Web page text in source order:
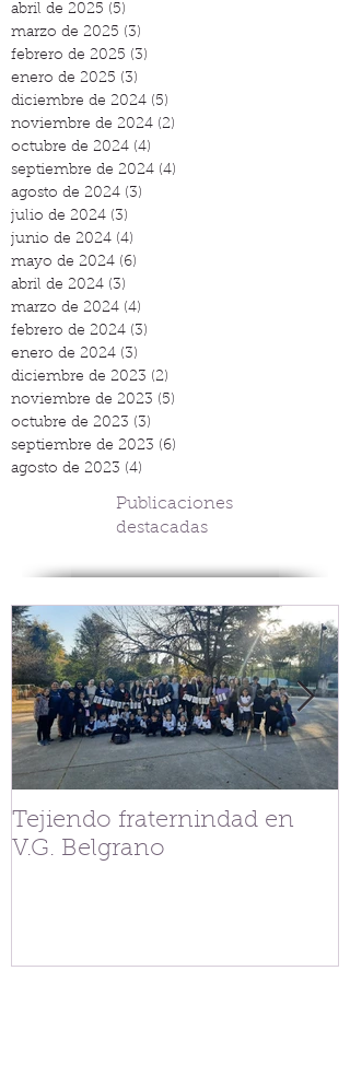
abril de 2025 (5)
marzo de 2025 (3)
febrero de 2025 (3)
enero de 2025 (3)
diciembre de 2024 (5)
noviembre de 2024 (2)
octubre de 2024 (4)
septiembre de 2024 (4)
agosto de 2024 (3)
julio de 2024 (3)
junio de 2024 (4)
mayo de 2024 (6)
abril de 2024 (3)
marzo de 2024 (4)
febrero de 2024 (3)
enero de 2024 (3)
diciembre de 2023 (2)
noviembre de 2023 (5)
octubre de 2023 (3)
septiembre de 2023 (6)
agosto de 2023 (4)
Publicaciones
destacadas
Tejiendo fraternindad en
V.G. Belgrano